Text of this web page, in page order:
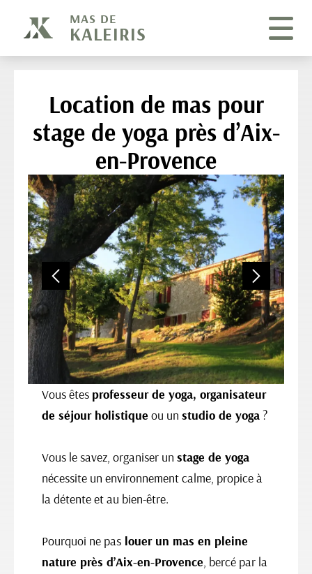
MAS DE
KALEIRIS
Location de mas pour
stage de yoga près d’Aix-
en-Provence
Vous êtes professeur de yoga, organisateur
de séjour holistique ou un studio de yoga?
Vous le savez, organiser un stage de yoga
nécessite un environnement calme, propice à
la détente et au bien-être.
Pourquoi ne pas louer un mas en pleine
nature près d’Aix-en-Provence, bercé par la